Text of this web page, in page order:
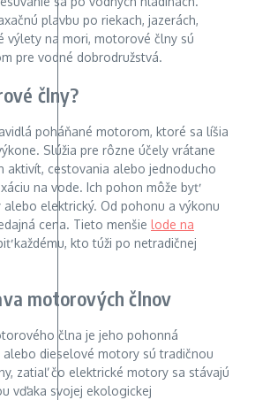
plavbu po riekach, jazerách,
výlety na mori, motorové člny sú
pre vodné dobrodružstvá.
člny?
poháňané motorom, ktoré sa líšia
Slúžia pre rôzne účely vrátane
aktivít, cestovania alebo jednoducho
na vode. Ich pohon môže byť
alebo elektrický. Od pohonu a výkonu
cena. Tieto menšie lode na
každému, kto túži po netradičnej
motorových člnov
člna je jeho pohonná
dieselové motory sú tradičnou
zatiaľ čo elektrické motory sa stávajú
vďaka svojej ekologickej